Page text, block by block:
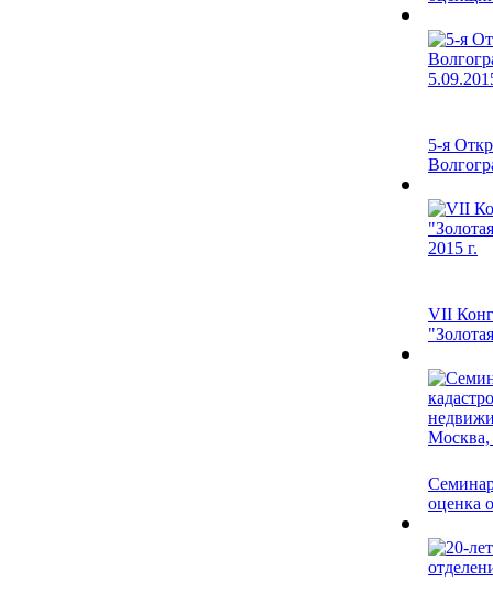
5-я
VII
Семинар
оценка